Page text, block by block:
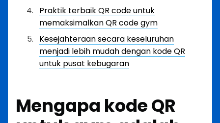
Praktik terbaik QR code untuk
memaksimalkan QR code gym
Kesejahteraan secara keseluruhan
menjadi lebih mudah dengan kode QR
untuk pusat kebugaran
Mengapa kode QR